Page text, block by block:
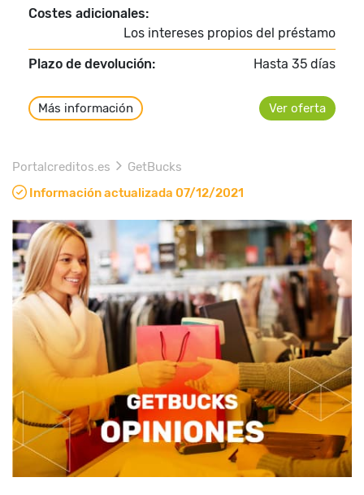
Costes adicionales:
Los intereses propios del préstamo
Plazo de devolución:
Hasta 35 días
Más información Ver oferta
Portalcreditos.es
GetBucks
Información actualizada 07/12/2021